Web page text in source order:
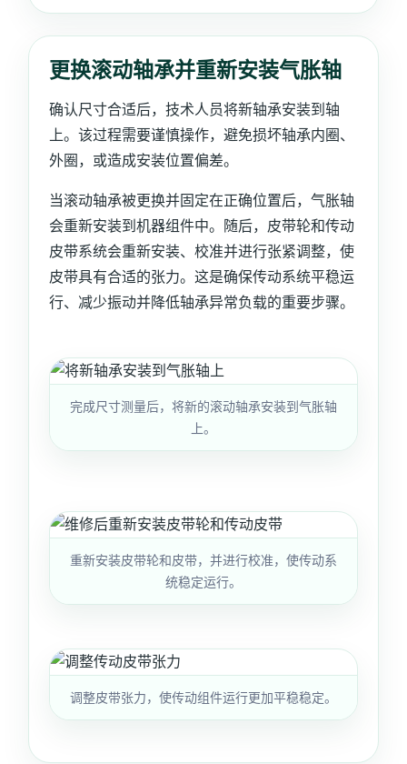
更换滚动轴承并重新安装气胀轴
确认尺寸合适后，技术人员将新轴承安装到轴
上。该过程需要谨慎操作，避免损坏轴承内圈、
外圈，或造成安装位置偏差。
当滚动轴承被更换并固定在正确位置后，气胀轴
会重新安装到机器组件中。随后，皮带轮和传动
皮带系统会重新安装、校准并进行张紧调整，使
皮带具有合适的张力。这是确保传动系统平稳运
行、减少振动并降低轴承异常负载的重要步骤。
完成尺寸测量后，将新的滚动轴承安装到气胀轴
上。
重新安装皮带轮和皮带，并进行校准，使传动系
统稳定运行。
调整皮带张力，使传动组件运行更加平稳稳定。